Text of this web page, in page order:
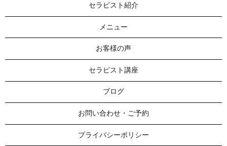
セラピスト紹介
メニュー
お客様の声
セラピスト講座
ブログ
お問い合わせ・ご予約
プライバシーポリシー